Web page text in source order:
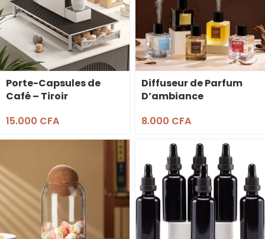
Porte-Capsules de
Café – Tiroir
15.000 CFA
Diffuseur de Parfum
D’ambiance
8.000 CFA